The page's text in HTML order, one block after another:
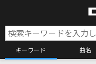
キーワード 曲名